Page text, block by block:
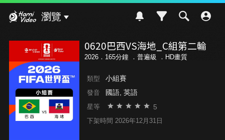
瀏覽
0620巴西VS海地_C組第二輪
2026．165分鐘 ． 普遍級 ．HD畫質
類型 小組賽
發音 國語, 英語
星等 5
下架時間 2026年12月31日